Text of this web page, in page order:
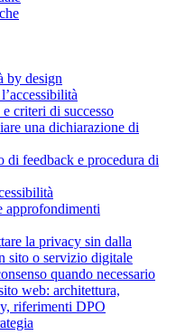
by design
criteri di successo
una dichiarazione di
di feedback e procedura di
approfondimenti
la privacy sin dalla
sito o servizio digitale
quando necessario
web: architettura,
riferimenti DPO